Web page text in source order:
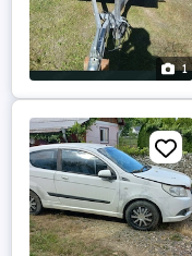
1